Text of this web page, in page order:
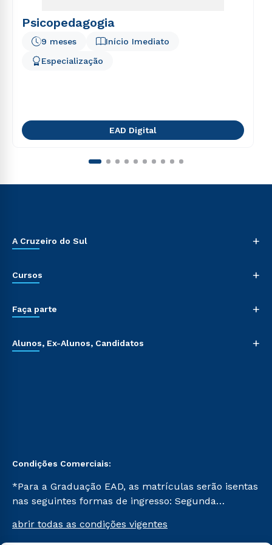
Psicopedagogia
Início Imediato
9 meses
Especialização
EAD Digital
A Cruzeiro do Sul +
Cursos +
Faça parte +
Alunos, Ex-Alunos, Candidatos +
Condições Comerciais:
*Para a Graduação EAD, as matrículas serão isentas
nas seguintes formas de ingresso: Segunda
Já para as demais, a taxa de matrícula será de R$
abrir todas as condições vigentes